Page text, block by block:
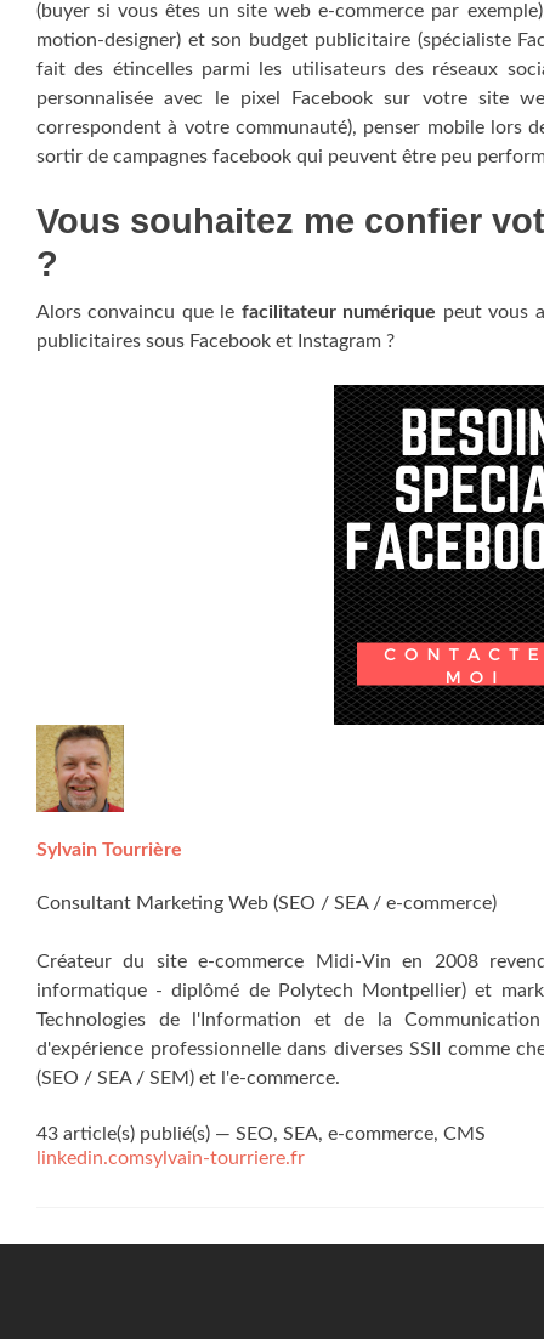
(buyer si vous êtes un site web e-commerce par
motion-designer) et son budget publicitaire (spécialiste
fait des étincelles parmi les utilisateurs des réseaux
personnalisée avec le pixel Facebook sur votre site
correspondent à votre communauté), penser mobile lors
sortir de campagnes facebook qui peuvent être peu
Vous souhaitez me confier
?
Alors convaincu que le facilitateur numérique peut vous
publicitaires sous Facebook et Instagram ?
Sylvain Tourrière
Consultant Marketing Web (SEO / SEA / e-commerce)
Créateur du site e-commerce Midi-Vin en 2008
informatique - diplômé de Polytech Montpellier) et
Technologies de l'Information et de la
d'expérience professionnelle dans diverses SSII comme
(SEO / SEA / SEM) et l'e-commerce.
43 article(s) publié(s) — SEO, SEA, e-commerce, CMS
linkedin.comsylvain-tourriere.fr